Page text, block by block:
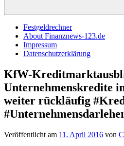
Festgeldrechner
About Finanznews-123.de
Impressum
Datenschutzerklärung
KfW-
Unternehmenskredite
weiter rückläufig
Veröffentlicht am 11. April 2016 von